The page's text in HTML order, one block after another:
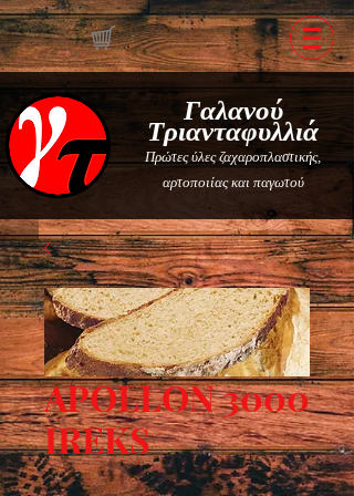
Γαλανού
Τριανταφυλλιά
Πρώτες ύλες ζαχαροπλαστικής,
αρτοποιίας και παγωτού
APOLLON 3000
IREKS